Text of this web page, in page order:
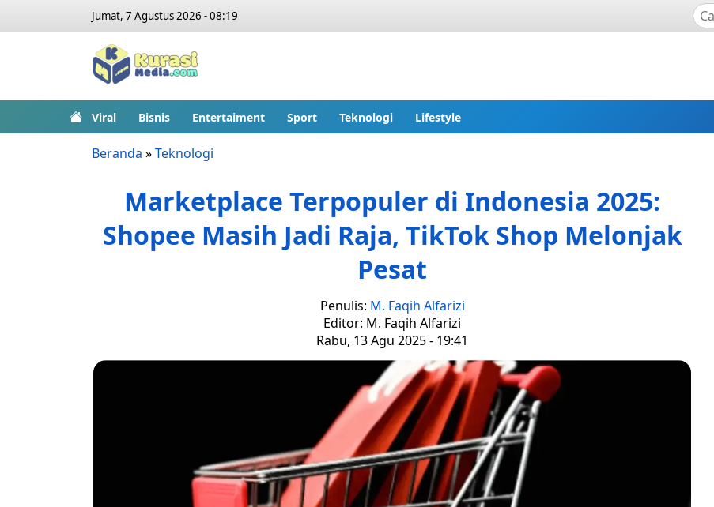
Jumat, 7 Agustus 2026 - 08:19
Viral Bisnis Entertaiment Sport Teknologi Lifestyle
Beranda »Teknologi
Marketplace Terpopuler di Indonesia 2025:
Shopee Masih Jadi Raja, TikTok Shop Melonjak
Pesat
Penulis: M. Faqih Alfarizi
Editor: M. Faqih Alfarizi
Rabu, 13 Agu 2025 - 19:41